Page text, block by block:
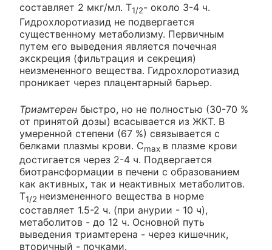
составляет 2 мкг/мл. T1/2- около 3-4 ч.
Гидрохлоротиазид не подвергается
существенному метаболизму. Первичным
путем его выведения является почечная
экскреция (фильтрация и секреция)
неизмененного вещества. Гидрохлоротиазид
проникает через плацентарный барьер.
Триамтерен быстро, но не полностью (30-70 %
от принятой дозы) всасывается из ЖКТ. В
умеренной степени (67 %) связывается с
белками плазмы крови. Cmax в плазме крови
достигается через 2-4 ч. Подвергается
биотрансформации в печени с образованием
как активных, так и неактивных метаболитов.
T1/2 неизмененного вещества в норме
составляет 1.5-2 ч. (при анурии - 10 ч),
метаболитов - до 12 ч. Основной путь
выведения триамтерена - через кишечник,
вторичный - почками.